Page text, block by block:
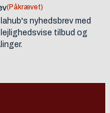
(Påkrævet)
nyhedsbrev med
tilbud og